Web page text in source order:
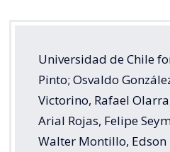
Universidad de Chile
Pinto; Osvaldo
Victorino, Rafael
Arial Rojas, Felipe
Walter Montillo, Edson